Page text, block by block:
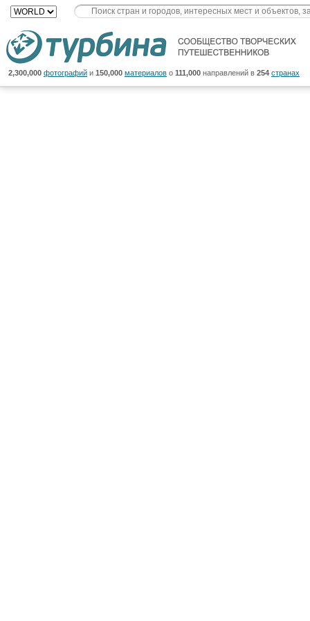
2,300,000 фотографий и 150,000 материалов о 111,000 направлений в 254 странах